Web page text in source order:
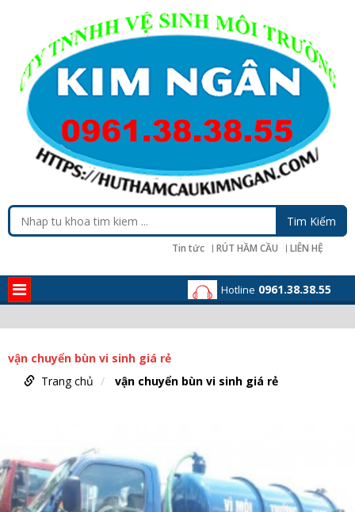
Tin tức RÚT HẦM CẦU LIÊN HỆ
Hotline 0961.38.38.55
vận chuyển bùn vi sinh giá rẻ
Trang chủ
vận chuyển bùn vi sinh giá rẻ